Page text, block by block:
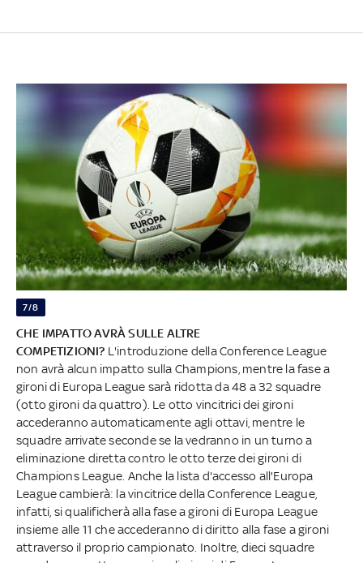
7/8
CHE IMPATTO AVRÀ SULLE ALTRE
COMPETIZIONI? L'introduzione della Conference League
non avrà alcun impatto sulla Champions, mentre la fase a
gironi di Europa League sarà ridotta da 48 a 32 squadre
(otto gironi da quattro). Le otto vincitrici dei gironi
accederanno automaticamente agli ottavi, mentre le
squadre arrivate seconde se la vedranno in un turno a
eliminazione diretta contro le otto terze dei gironi di
Champions League. Anche la lista d'accesso all'Europa
League cambierà: la vincitrice della Conference League,
infatti, si qualificherà alla fase a gironi di Europa League
insieme alle 11 che accederanno di diritto alla fase a gironi
attraverso il proprio campionato. Inoltre, dieci squadre